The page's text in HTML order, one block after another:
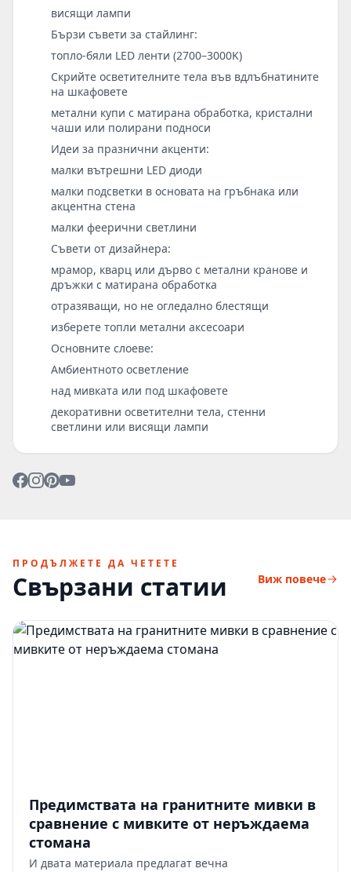
висящи лампи
Бързи съвети за стайлинг:
топло-бяли LED ленти (2700–3000K)
Скрийте осветителните тела във вдлъбнатините
на шкафовете
метални купи с матирана обработка, кристални
чаши или полирани подноси
Идеи за празнични акценти:
малки вътрешни LED диоди
малки подсветки в основата на гръбнака или
акцентна стена
малки феерични светлини
Съвети от дизайнера:
мрамор, кварц или дърво с метални кранове и
дръжки с матирана обработка
отразяващи, но не огледално блестящи
изберете топли метални аксесоари
Основните слоеве:
Амбиентното осветление
над мивката или под шкафовете
декоративни осветителни тела, стенни
светлини или висящи лампи
ПРОДЪЛЖЕТЕ ДА ЧЕТЕТЕ
Свързани статии Виж повече
Предимствата на гранитните мивки в
сравнение с мивките от неръждаема
стомана
И двата материала предлагат вечна